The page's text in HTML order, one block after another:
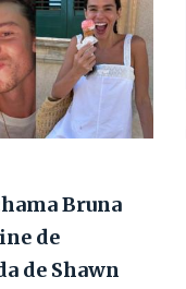
Bruna
de
de Shawn